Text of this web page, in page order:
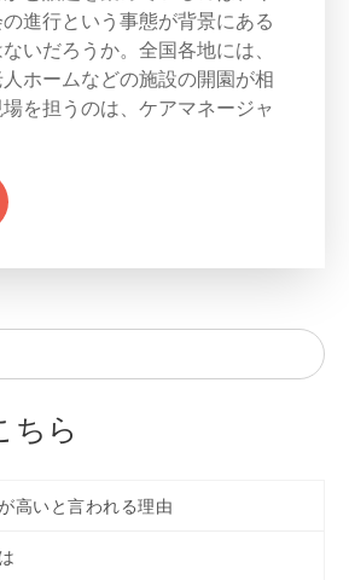
進行という事態が背景にある
いだろうか。全国各地には、
ホームなどの施設の開園が相
を担うのは、ケアマネージャ
ちら
高いと言われる理由